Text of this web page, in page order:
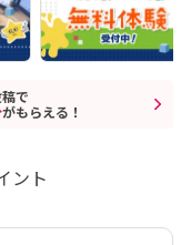
で
がもらえる！
ント